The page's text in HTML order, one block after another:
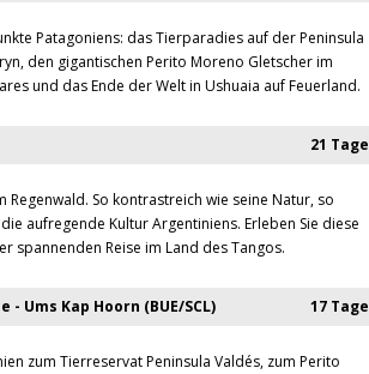
Patagoniens: das Tierparadies auf der Peninsula
den gigantischen Perito Moreno Gletscher im
und das Ende der Welt in Ushuaia auf Feuerland.
21 Tage
Regenwald. So kontrastreich wie seine Natur, so
aufregende Kultur Argentiniens. Erleben Sie diese
spannenden Reise im Land des Tangos.
Ums Kap Hoorn (BUE/SCL) 17 Tage
zum Tierreservat Peninsula Valdés, zum Perito